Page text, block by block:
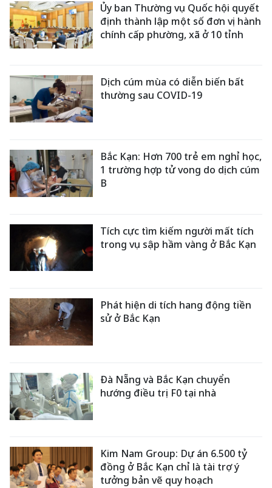
Ủy ban Thường vụ Quốc hội quyết
định thành lập một số đơn vị hành
chính cấp phường, xã ở 10 tỉnh
Dịch cúm mùa có diễn biến bất
thường sau COVID-19
Bắc Kạn: Hơn 700 trẻ em nghỉ học,
1 trường hợp tử vong do dịch cúm
B
Tích cực tìm kiếm người mất tích
trong vụ sập hầm vàng ở Bắc Kạn
Phát hiện di tích hang động tiền
sử ở Bắc Kạn
Đà Nẵng và Bắc Kạn chuyển
hướng điều trị F0 tại nhà
Kim Nam Group: Dự án 6.500 tỷ
đồng ở Bắc Kạn chỉ là tài trợ ý
tưởng bản vẽ quy hoạch